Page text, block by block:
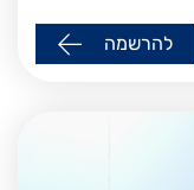
להרשמה